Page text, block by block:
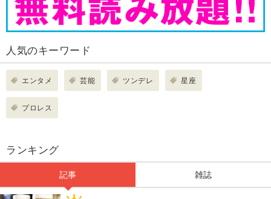
人気のキーワード
エンタメ 芸能 ツンデレ 星座
プロレス
ランキング
記事 雑誌